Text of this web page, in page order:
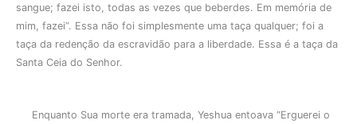
sangue; fazei isto, todas as vezes que beberdes. Em memória de
mim, fazei”. Essa não foi simplesmente uma taça qualquer; foi a
taça da redenção da escravidão para a liberdade. Essa é a taça da
Santa Ceia do Senhor.
Enquanto Sua morte era tramada, Yeshua entoava “Erguerei o